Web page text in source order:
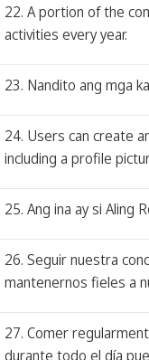
22. A portion of the
activities every year.
23. Nandito ang mga
24. Users can create
including a profile
25. Ang ina ay si Aling
26. Seguir nuestra
mantenernos fieles a
27. Comer
durante todo el día